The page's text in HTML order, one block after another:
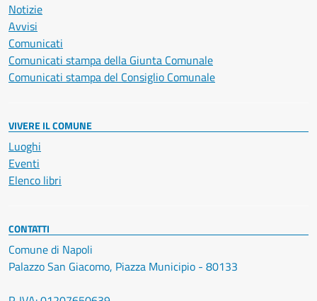
Notizie
Avvisi
Comunicati
Comunicati stampa della Giunta Comunale
Comunicati stampa del Consiglio Comunale
VIVERE IL COMUNE
Luoghi
Eventi
Elenco libri
CONTATTI
Comune di Napoli
Palazzo San Giacomo, Piazza Municipio - 80133